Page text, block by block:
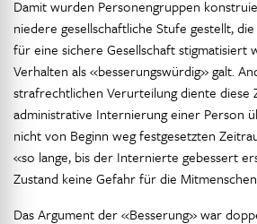
Damit wurden Personengruppen
niedere gesellschaftliche Stufe gestellt,
für eine sichere Gesellschaft stigmatisiert
Verhalten als «besserungswürdig» galt.
strafrechtlichen Verurteilung diente diese
administrative Internierung einer Person
nicht von Beginn weg festgesetzten
«so lange, bis der Internierte gebessert
Zustand keine Gefahr für die
Das Argument der «Besserung» war